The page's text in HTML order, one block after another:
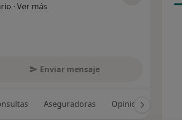
· Ver más
Enviar mensaje
Aseguradoras Opiniones (10)